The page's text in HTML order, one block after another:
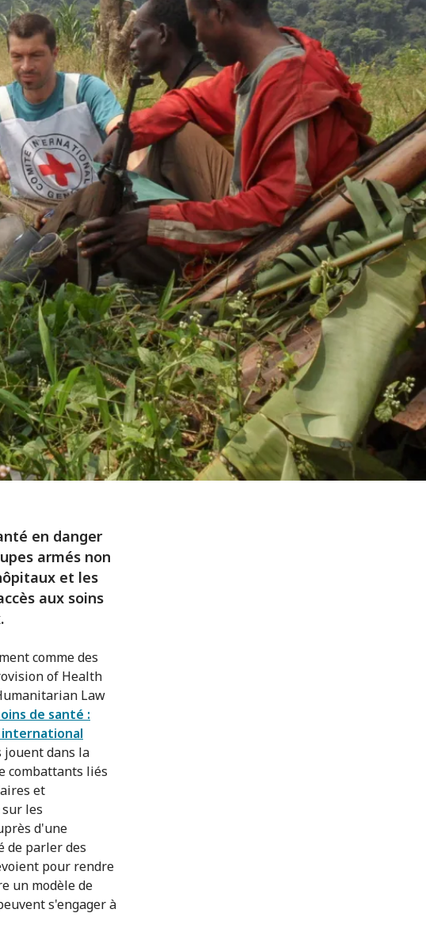
en danger
armés non
et les
aux soins
comme des
of Health
Law
de santé :
jouent dans la
combattants liés
et
les
d'une
de parler des
pour rendre
un modèle de
s'engager à